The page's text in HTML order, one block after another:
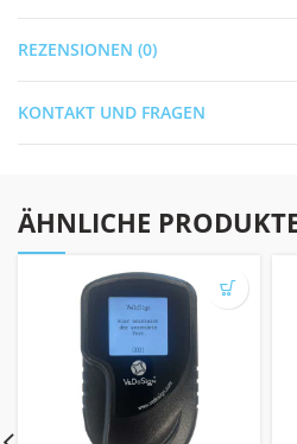
REZENSIONEN (0)
KONTAKT UND FRAGEN
ÄHNLICHE